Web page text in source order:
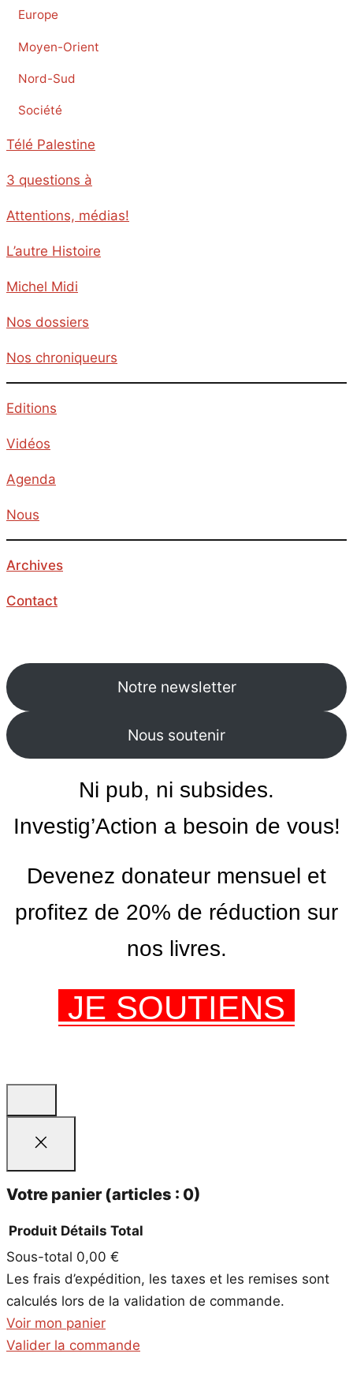
Europe
Moyen-Orient
Nord-Sud
Société
Télé Palestine
3 questions à
Attentions, médias!
L’autre Histoire
Michel Midi
Nos dossiers
Nos chroniqueurs
Editions
Vidéos
Agenda
Nous
Archives
Contact
Notre newsletter
Nous soutenir
Ni pub, ni subsides.
Investig’Action a besoin de vous!
Devenez donateur mensuel et
profitez de 20% de réduction sur
nos livres.
JE SOUTIENS
Votre panier (articles : 0)
Produits
dans
le
panier
Produit Détails Total
Sous-total 0,00 €
Les frais d’expédition, les taxes et les remises sont
calculés lors de la validation de commande.
Voir mon panier
Valider la commande